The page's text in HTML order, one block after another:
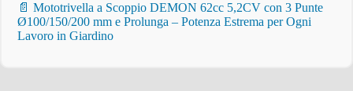
📄 Mototrivella a Scoppio DEMON 62cc 5,2CV con 3 Punte
Ø100/150/200 mm e Prolunga – Potenza Estrema per Ogni
Lavoro in Giardino